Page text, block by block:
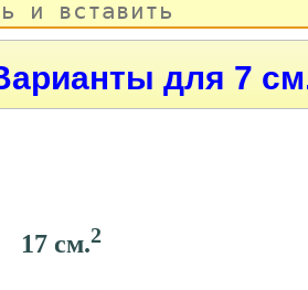
для 7
17 см.2